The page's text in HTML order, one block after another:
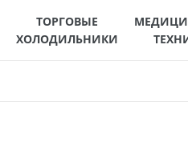
ТОРГОВЫЕ
ХОЛОДИЛЬНИКИ